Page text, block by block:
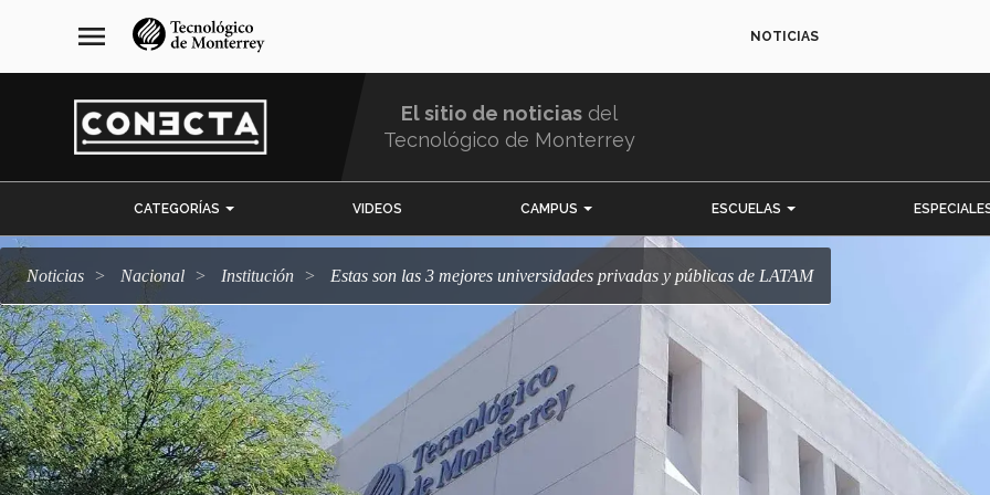
navegación
principal
menu NOTICIAS
El sitio de noticias del
Tecnológico de Monterrey
CATEGORÍAS VIDEOS CAMPUS ESCUELAS
Noticias Nacional Institución Estas son las 3 mejores universidades privadas y públicas de LATAM